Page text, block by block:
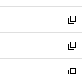
開
く
ウ
で
開
く
ン
ド
ウ
で
開
く
ウ
ィ
ン
ド
ウ
で
新
し
い
ウ
新
し